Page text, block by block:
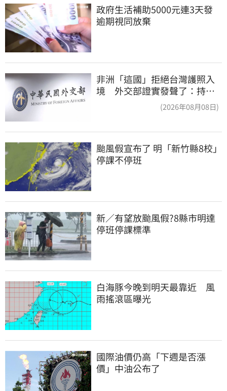
政府生活補助5000元連3天發
逾期視同放棄
非洲「這國」拒絕台灣護照入
境 外交部證實發聲了：持續
(2026年08月08日)
颱風假宣布了 明「新竹縣8校」
停課不停班
新／有望放颱風假?8縣市明達
停班停課標準
白海豚今晚到明天最靠近　風
雨搖滾區曝光
國際油價仍高「下週是否漲
價」中油公布了